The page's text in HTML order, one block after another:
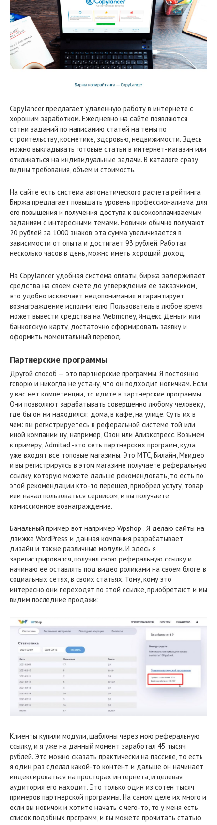
Copylancer предлагает удаленную работу в интернете с
хорошим заработком. Ежедневно на сайте появляются
сотни заданий по написанию статей на темы по
строительству, косметике, здоровью, недвижимости. Здесь
можно выкладывать готовые статьи в интернет-магазин или
откликаться на индивидуальные задачи. В каталоге сразу
видны требования, объем и стоимость.
На сайте есть система автоматического расчета рейтинга.
Биржа предлагает повышать уровень профессионализма для
его повышения и получения доступа к высокооплачиваемым
заданиям с интересными темами. Новички обычно получают
20 рублей за 1000 знаков, эта сумма увеличивается в
зависимости от опыта и достигает 93 рублей. Работая
несколько часов в день, можно иметь хороший доход.
На Copylancer удобная система оплаты, биржа задерживает
средства на своем счете до утверждения ее заказчиком,
это удобно исключает недопонимания и гарантирует
вознаграждение исполнителю. Пользователь в любое время
может вывести средства на Webmoney, Яндекс Деньги или
банковскую карту, достаточно сформировать заявку и
оформить моментальный перевод.
Партнерские программы
Другой способ — это партнерские программы. Я постоянно
говорю и никогда не устану, что он подходит новичкам. Если
у вас нет компетенции, то идите в партнерские программы.
Они позволяют зарабатывать совершенно любому человеку,
где бы он ни находился: дома, в кафе, на улице. Суть их в
чем: вы регистрируетесь в реферальной системе той или
иной компании ну, например, Озон или Алиэкспресс. Возьмем
к примеру, Admitad -это сеть партнерских программ, куда
уже входят все топовые магазины. Это МТС, Билайн, Мвидео
и вы регистрируясь в этом магазине получаете реферальную
ссылку, которую можете дальше рекомендовать, то есть по
этой рекомендации кто-то перешел, приобрел услугу, товар
или начал пользоваться сервисом, и вы получаете
комиссионное вознаграждение.
Банальный пример вот например Wpshop . Я делаю сайты на
движке WordPress и данная компания разрабатывает
дизайн и также различные модули. И здесь я
зарегистрировался, получил свою реферальную ссылку и
начинаю ее оставлять под видео роликами на своем блоге, в
социальных сетях, в своих статьях. Тому, кому это
интересно они переходят по этой ссылке, приобретают и мы
видим последние продажи:
Клиенты купили модули, шаблоны через мою реферальную
ссылку, и я уже на данный момент заработал 45 тысяч
рублей. Это можно сказать практически на пассиве, то есть
я один раз сделал какой-то контент и дальше он начинает
индексироваться на просторах интернета, и целевая
аудитория его находит. Это только один из сотен тысяч
примеров партнерской программы. На самом деле их много и
если вы новичок и хотите начать с чего-то, то у меня есть
список подобных программ, и вы можете прочитать статью